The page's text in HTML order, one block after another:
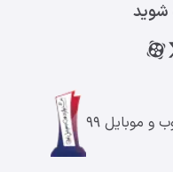
شوید
موبایل ۹۹